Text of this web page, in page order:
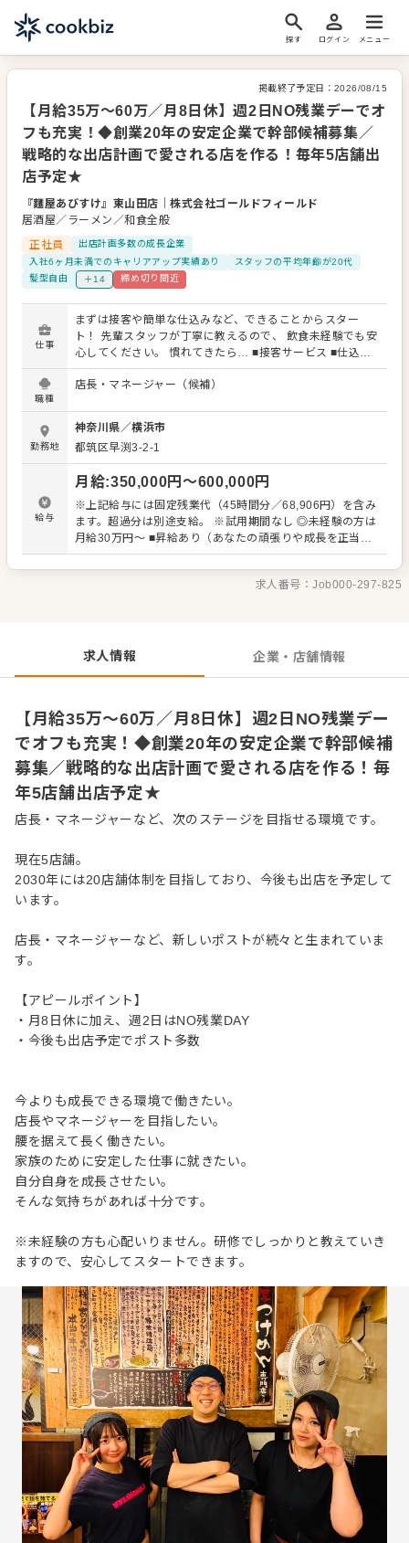
探す ログイン メニュー
掲載終了予定日： 2026/08/15
【月給35万～60万／月8日休】週2日NO残業デーでオ
フも充実！◆創業20年の安定企業で幹部候補募集／
戦略的な出店計画で愛される店を作る！毎年5店舗出
店予定★
『麵屋あびすけ』東山田店 ｜株式会社ゴールドフィールド
居酒屋／ラーメン／和食全般
正社員
出店計画多数の成長企業
入社6ヶ月未満でのキャリアアップ実績あり
スタッフの平均年齢が20代
髪型自由
＋14 締め切り間近
仕事
まずは接客や簡単な仕込みなど、できることからスター
ト！ 先輩スタッフが丁寧に教えるので、 飲食未経験でも安
心してください。 慣れてきたら… ■接客サービス ■仕込
み・調理 ■店舗売上管理 ■販促企画 ■メニュー開発 ■スタッ
フ育成 なども少しずつお任せします。 学生・主婦さんなど
ジメント力も自然と身につきます。 入社後は店舗運営を学
び、 将来的には店長やマネージャーとして複数店舗の運営
や人材育成にも携わっていただきます。 新店立ち上げや複
数店舗管理、 商品開発や人材育成など、 会社の中核を担う
ポジションも目指せます。 店長・マネージャーとして 会社
とともに成長したい方を歓迎します。 募集背景
職種
店長・マネージャー（候補）
勤務地
神奈川県／横浜市
都筑区早渕3-2-1
給与
月給:350,000円〜600,000円
※上記給与には固定残業代（45時間分／68,906円）を含み
ます。超過分は別途支給。 ※試用期間なし ◎未経験の方は
月給30万円～ ■昇給あり（あなたの頑張りや成長を正当に
評価し、随時給与に反映します） 【モデル年収】 年収450
万円／店長 年収550万円／エリアマネージャー 年収400万
求人番号：Job000-297-825
求人情報 企業・店舗情報
【月給35万～60万／月8日休】週2日NO残業デー
でオフも充実！◆創業20年の安定企業で幹部候補
募集／戦略的な出店計画で愛される店を作る！毎
年5店舗出店予定★
店長・マネージャーなど、次のステージを目指せる環境です。
現在5店舗。
2030年には20店舗体制を目指しており、今後も出店を予定して
います。
店長・マネージャーなど、新しいポストが続々と生まれていま
す。
【アピールポイント】
・月8日休に加え、週2日はNO残業DAY
・今後も出店予定でポスト多数
今よりも成長できる環境で働きたい。
店長やマネージャーを目指したい。
腰を据えて長く働きたい。
家族のために安定した仕事に就きたい。
自分自身を成長させたい。
そんな気持ちがあれば十分です。
※未経験の方も心配いりません。研修でしっかりと教えていき
ますので、安心してスタートできます。